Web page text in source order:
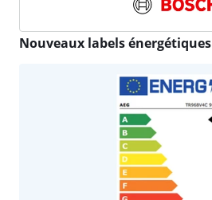
Nouveaux labels énergétiques